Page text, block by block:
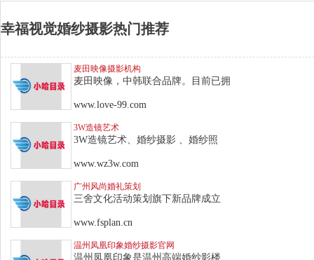
幸福视觉婚纱摄影热门推荐
麦田映像摄影机构
麦田映像，中韩联合品牌。目前已拥
www.love-99.com
3W造镜艺术
3W造镜艺术、婚纱摄影 、婚纱照
www.wz3w.com
广州风尚婚礼策划
三舍文化活动策划旗下新品牌成立
www.fsplan.cn
温州凤凰印象婚纱摄影官网
温州凤凰印象是温州高端婚纱影楼